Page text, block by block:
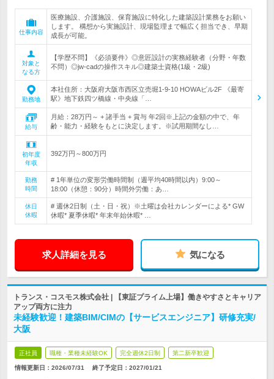
仕事内容
医療施設、介護施設、保育施設に特化した建築設計業務をお願い
します。 構想から実施設計、現場監理まで幅広く担当でき、早期
成長が可能。
対象と
なる方
【学歴不問】《必須要件》◎意匠設計の実務経験者（分野・年数
不問）◎jw-cadの操作スキル◎建築士資格(1級・2級)
勤務地
本社住所：大阪府大阪市西区立売堀1-9-10 HOWAビル2F 《最寄
駅》地下鉄四ツ橋線・中央線「…
給与
月給：28万円～ + 諸手当 + 賞与 年2回※上記の金額の中で、年
齢・能力・経験をもとに決定します。※試用期間なし…
初年度
年収
392万円～800万円
勤務
時間
# 1年単位の変形労働時間制（週平均40時間以内）9:00～
18:00（休憩：90分）時間外労働：あ…
休日
休暇
# 週休2日制（土・日・祝）※土曜は会社カレンダーによる* GW
休暇* 夏季休暇* 年末年始休暇* …
求人詳細を見る 気になる
トランス・コスモス株式会社 | 【東証プライム上場】働きやすさとキャリア
アップ両方に注力
未経験歓迎！建築BIM/CIMの【サービスエンジニア】研修充実/
大阪
正社員 職種・業種未経験OK 完全週休2日制 第二新卒歓迎
情報更新日：2026/07/31 終了予定日： 2027/01/21